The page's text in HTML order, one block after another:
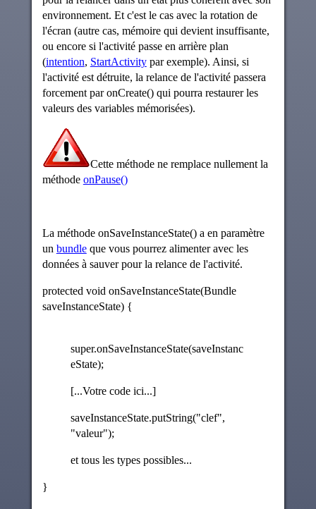
environnement. Et c'est le cas avec la rotation de
l'écran (autre cas, mémoire qui devient insuffisante,
ou encore si l'activité passe en arrière plan
(intention, StartActivitypar exemple). Ainsi, si
l'activité est détruite, la relance de l'activité passera
forcement par onCreate() qui pourra restaurer les
valeurs des variables mémorisées).
Cette méthode ne remplace nullement la
méthode onPause()
La méthode onSaveInstanceState() a en paramètre
un bundleque vous pourrez alimenter avec les
données à sauver pour la relance de l'activité.
protected void onSaveInstanceState(Bundle
saveInstanceState) {
super.onSaveInstanceState(saveInstanc
eState);
[...Votre code ici...]
saveInstanceState.putString("clef",
"valeur");
et tous les types possibles...
}